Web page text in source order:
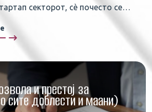
секторот, сè почесто се…
и престој за
сите доблести и маани)